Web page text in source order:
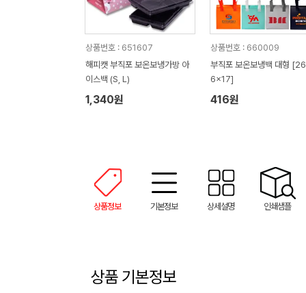
상품번호 : 651607
해피캣 부직포 보온보냉가방 아
이스백 (S, L)
1,340원
상품번호 : 660009
부직포 보온보냉백 대형
6x17]
416원
상품정보 기본정보 상세설명 인쇄샘플
상품 기본정보